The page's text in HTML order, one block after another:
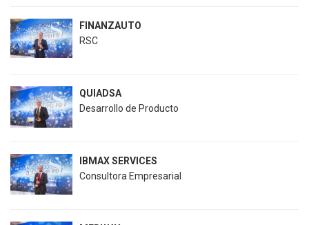
FINANZAUTO
RSC
QUIADSA
Desarrollo de Producto
IBMAX SERVICES
Consultora Empresarial